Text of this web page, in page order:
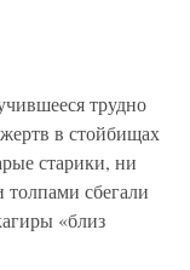
трудно
в стойбищах
старики, ни
сбегали
«близ